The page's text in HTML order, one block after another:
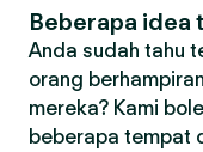
Beberapa idea
Anda sudah tahu
orang
mereka? Kami
beberapa tempat